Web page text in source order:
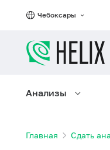
Чебоксары
Анализы
Главная Сдать